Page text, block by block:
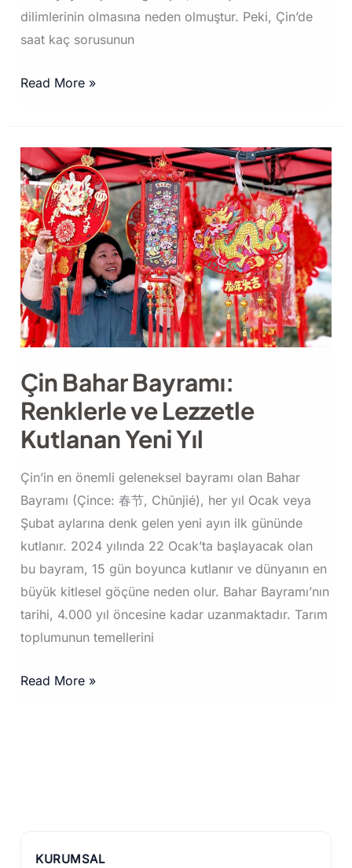
dilimlerinin olmasına neden olmuştur. Peki, Çin’de
saat kaç sorusunun
Çin’de
Read More »
Çin Bahar Bayramı:
Renklerle ve Lezzetle
Kutlanan Yeni Yıl
Çin’in en önemli geleneksel bayramı olan Bahar
Bayramı (Çince: 春节, Chūnjié), her yıl Ocak veya
Şubat aylarına denk gelen yeni ayın ilk gününde
kutlanır. 2024 yılında 22 Ocak’ta başlayacak olan
bu bayram, 15 gün boyunca kutlanır ve dünyanın en
büyük kitlesel göçüne neden olur. Bahar Bayramı’nın
tarihi, 4.000 yıl öncesine kadar uzanmaktadır. Tarım
toplumunun temellerini
Çin
Read More »
KURUMSAL